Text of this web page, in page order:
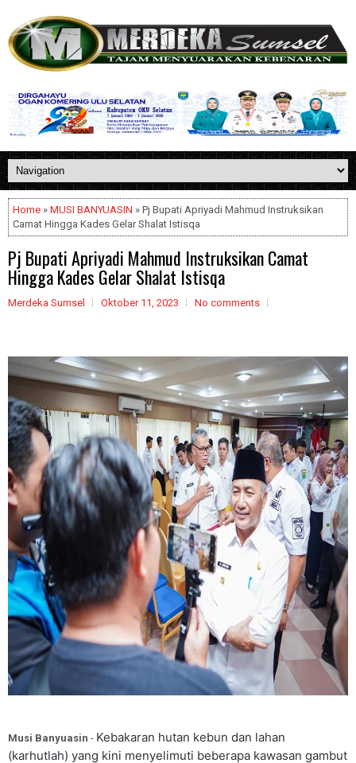
Home » MUSI BANYUASIN » Pj Bupati Apriyadi Mahmud Instruksikan
Camat Hingga Kades Gelar Shalat Istisqa
Pj Bupati Apriyadi Mahmud Instruksikan Camat
Hingga Kades Gelar Shalat Istisqa
Merdeka Sumsel Oktober 11, 2023 No comments
Musi Banyuasin - Kebakaran hutan kebun dan lahan
(karhutlah) yang kini menyelimuti beberapa kawasan gambut